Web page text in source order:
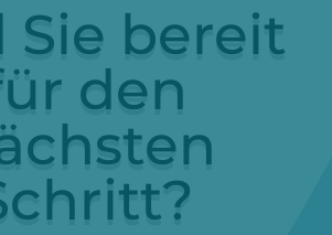
Sie bereit
den